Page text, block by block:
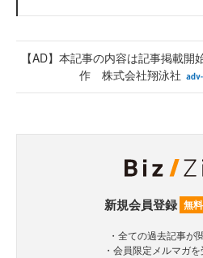
【AD】本記事の内容は記事掲載
作 株式会社翔泳社
新規会員登録 無料
・全ての過去記事が
・会員限定メルマガ